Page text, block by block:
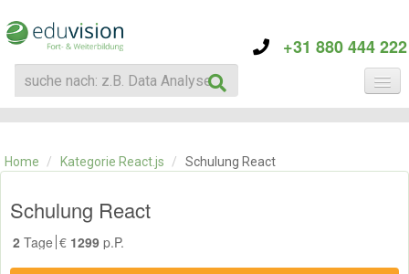
+31 880 444 222
KATEGORIE
ÜBER EDUVISION
Home / Kategorie React.js / Schulung React
Schulung React
2 Tage € 1299 p.P.